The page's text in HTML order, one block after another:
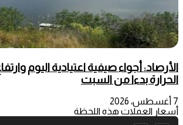
الأرصاد: أجواء صيفية اعتيادية اليوم
الحرارة بدءا من السبت
7 أغسطس، 2026
أسعار العملات هذه اللحظة